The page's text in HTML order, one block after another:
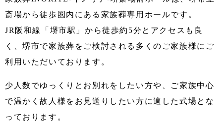
斎場から徒歩圏内にある家族葬専用ホールです。
JR阪和線「堺市駅」から徒歩約5分とアクセスも良
く、堺市で家族葬をご検討される多くのご家族様にご
利用いただいております。
少人数でゆっくりとお別れをしたい方や、ご家族中心
で温かく故人様をお見送りしたい方に適した式場とな
っております。